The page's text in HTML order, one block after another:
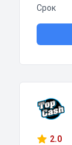
Срок
2.0